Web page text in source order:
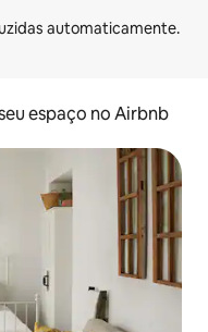
espaço no Airbnb